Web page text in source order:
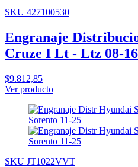
SKU 427100530
Engranaje
Cruze I Lt - Ltz 08-16
$9.812,85
Ver producto
SKU JT1022VVT